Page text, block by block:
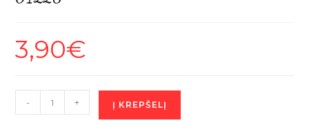
3,90€
produkto
kiekis:
- + Į KREPŠELĮ